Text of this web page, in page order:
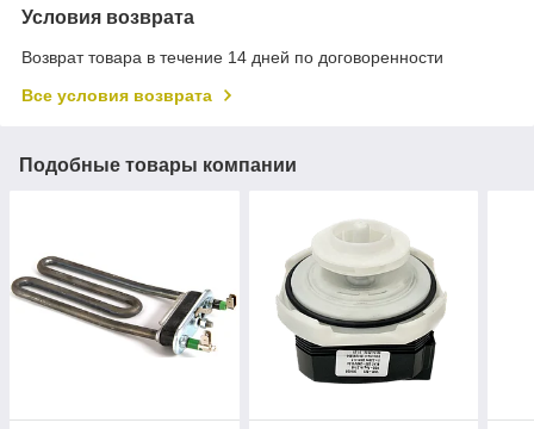
Условия возврата
Возврат товара в течение 14 дней по договоренности
Все условия возврата
Подобные товары компании